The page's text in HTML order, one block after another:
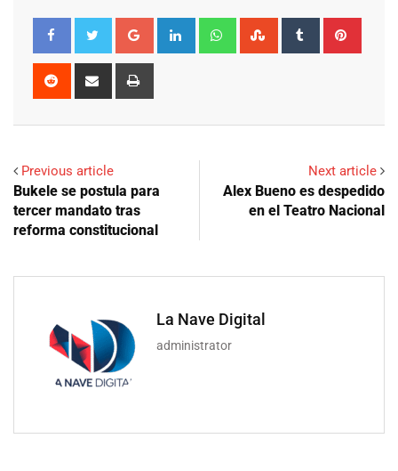
Google+ LinkedIn WhatsappStumbleUpon
Tumblr
Reddit
Share
Previous article
Bukele se postula para
tercer mandato tras
reforma constitucional
Next article
Alex Bueno es despedido
en el Teatro Nacional
La Nave Digital
administrator